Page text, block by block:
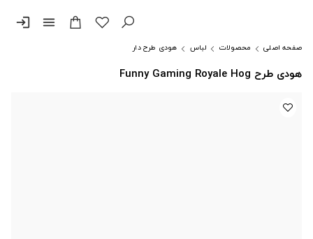
menu
login
صفحه اصلی محصولات لباس هودی طرح دار
هودی طرح Funny Gaming Royale Hog